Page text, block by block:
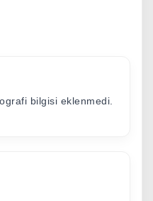
bilgisi eklenmedi.